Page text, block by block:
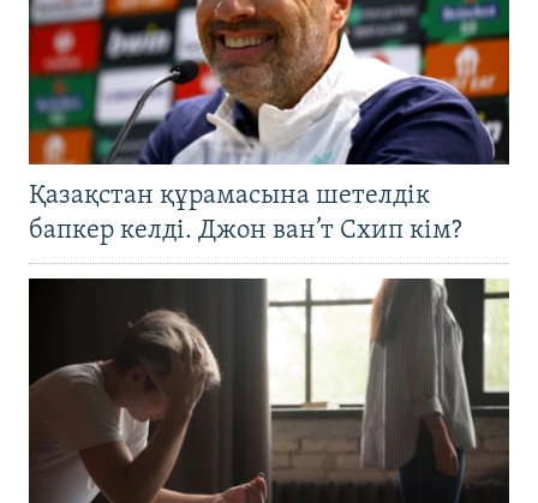
Қазақстан құрамасына шетелдік
бапкер келді. Джон ван’т Схип кім?